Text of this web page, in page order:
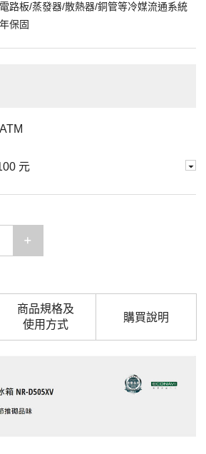
路板/蒸發器/散熱器/銅管等冷媒流通系統
保固
元
商品規格及
使用方式
購買說明